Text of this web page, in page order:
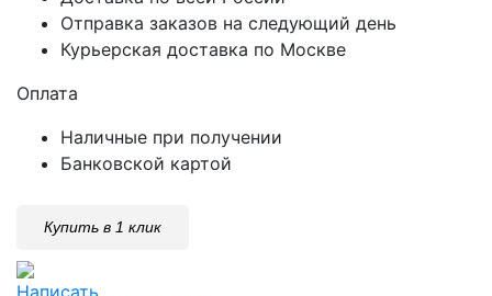
Отправка заказов на следующий день
Курьерская доставка по Москве
Оплата
Наличные при получении
Банковской картой
Купить в 1 клик